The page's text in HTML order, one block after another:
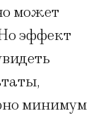
может
эффект
минимум